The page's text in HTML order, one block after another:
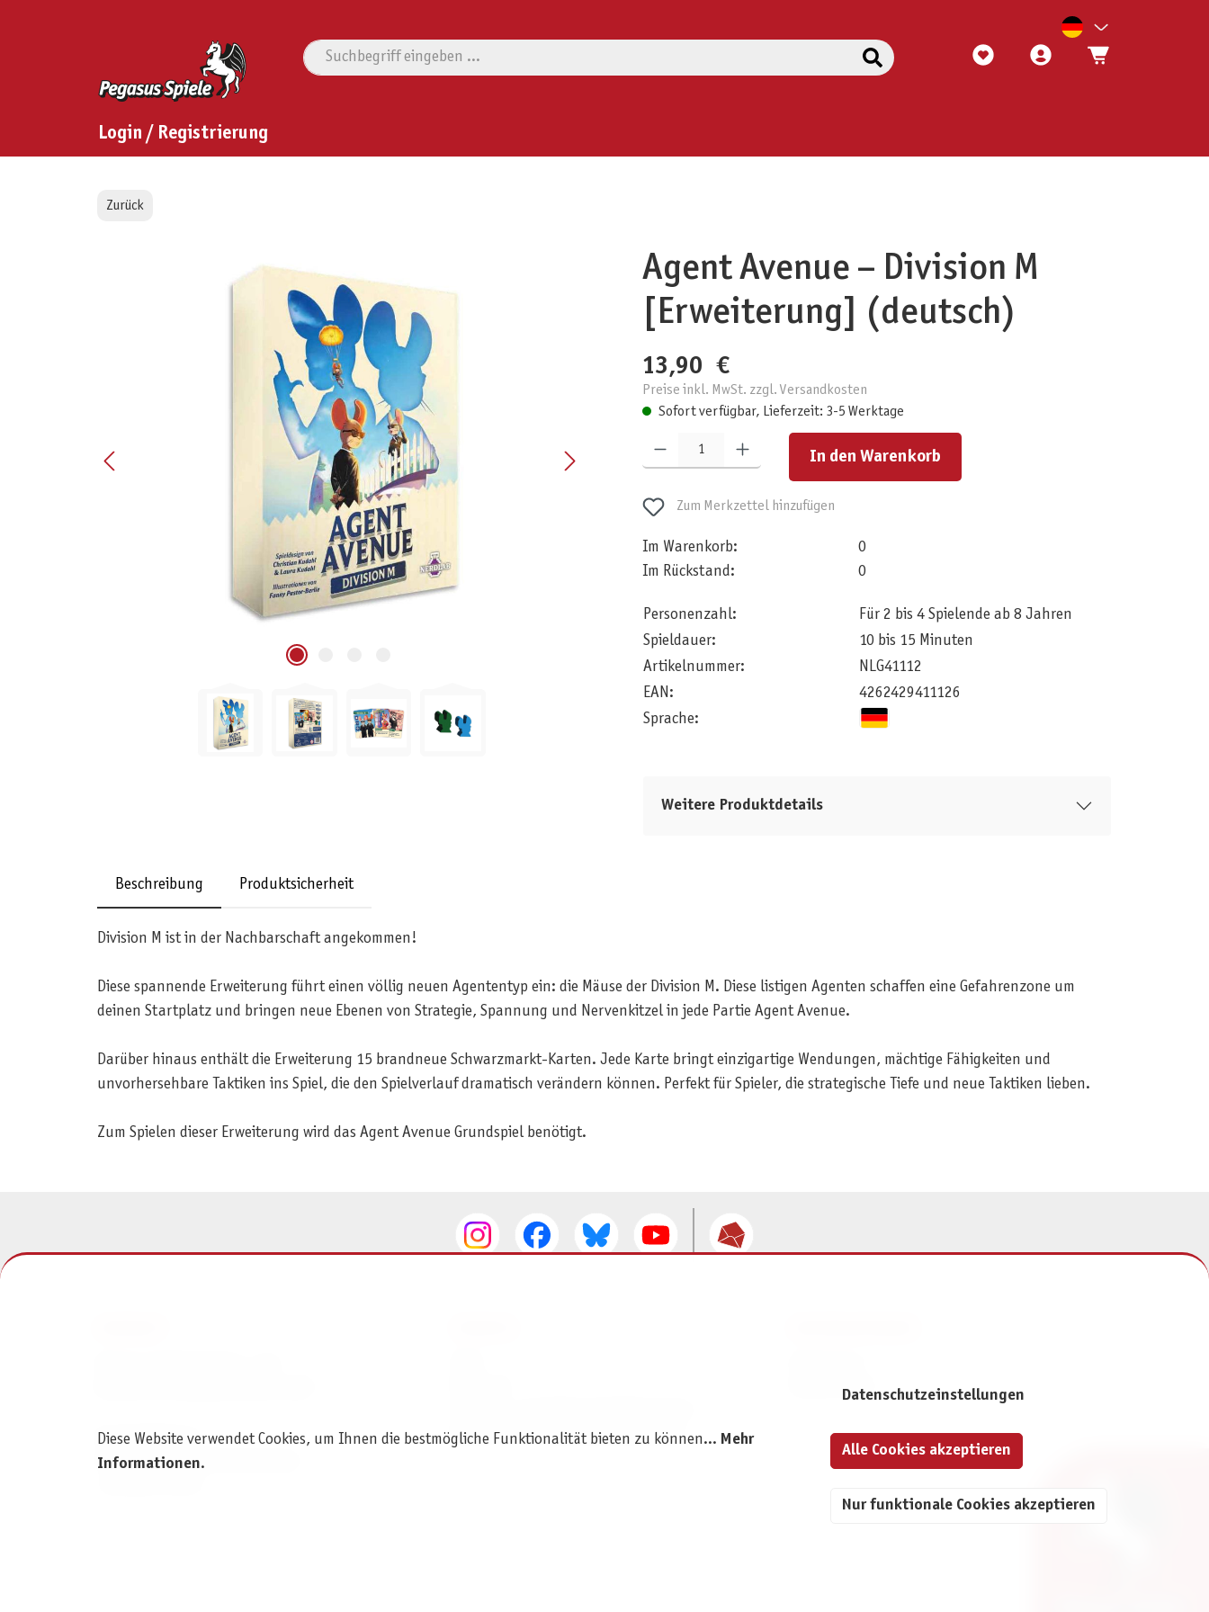
Login / Registrierung
Zurück
Agent Avenue – Division M
[Erweiterung] (deutsch)
13,90 €
Preise inkl. MwSt. zzgl. Versandkosten
Sofort verfügbar, Lieferzeit: 3-5 Werktage
Produkt Anzahl: Gib den gewünschten Wert ein oder benutze die Schaltflächen um die Anzahl zu erhöhen oder zu reduzieren.
In den Warenkorb
Zum Merkzettel hinzufügen
Im Warenkorb:
0
Im Rückstand:
0
Personenzahl:
Für 2 bis 4 Spielende ab 8 Jahren
Spieldauer:
10 bis 15 Minuten
Artikelnummer:
NLG41112
EAN:
4262429411126
Sprache:
Weitere Produktdetails
Beschreibung Produktsicherheit
Division M ist in der Nachbarschaft angekommen!
Diese spannende Erweiterung führt einen völlig neuen Agententyp ein: die Mäuse der Division M. Diese listigen Agenten schaffen eine Gefahrenzone um
deinen Startplatz und bringen neue Ebenen von Strategie, Spannung und Nervenkitzel in jede Partie Agent Avenue.
Darüber hinaus enthält die Erweiterung 15 brandneue Schwarzmarkt-Karten. Jede Karte bringt einzigartige Wendungen, mächtige Fähigkeiten und
unvorhersehbare Taktiken ins Spiel, die den Spielverlauf dramatisch verändern können. Perfekt für Spieler, die strategische Tiefe und neue Taktiken lieben.
Zum Spielen dieser Erweiterung wird das Agent Avenue Grundspiel benötigt.
Am Straßbach 3
61169 Friedberg (Deutschland)
Batterie- und Verpackungshinweise
Datenschutz
Diese Website verwendet Cookies, um Ihnen die bestmögliche Funktionalität bieten zu können... Mehr
Informationen.
Datenschutzeinstellungen
Nur funktionale Cookies akzeptieren
Alle Cookies akzeptieren